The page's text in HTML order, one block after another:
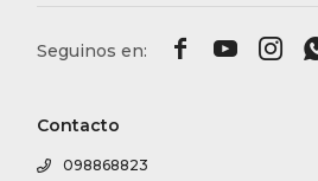
Contacto
098868823
  